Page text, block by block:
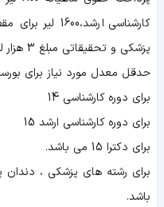
کارشناسی
پزشکی و تحقیقاتی مبلغ 3 هزار لیر به دانشجو پرداخت می شود.
حدقل معدل مورد نیاز برای
برای دوره کارشناسی 14
برای دوره کارشناسی ارشد 15
برای دکترا 15 می باشد.
باشد.